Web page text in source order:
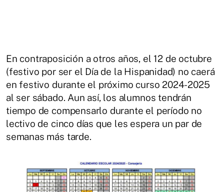
En contraposición a otros años, el 12 de octubre
(festivo por ser el Día de la Hispanidad) no caerá
en festivo durante el próximo curso 2024-2025
al ser sábado. Aun así, los alumnos tendrán
tiempo de compensarlo durante el período no
lectivo de cinco días que les espera un par de
semanas más tarde.